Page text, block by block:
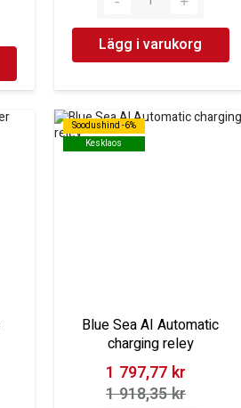
Lägg i varukorg
Soodushind -6%
Kesklaos
Soodushind -6%
Kesklaos
Blue Sea AI Automatic
charging reley
1 797,77 kr‎
1 918,35 kr‎